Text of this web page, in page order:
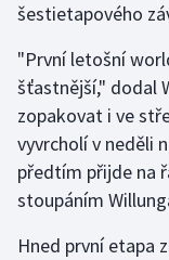
Plavání
Plážový volejbal
Ragby
Rychlobruslení
šestietapového
"První letošní
šťastnější," dodal
zopakovat i ve
vyvrcholí v neděli
předtím přijde na
stoupáním
Hned první etapa